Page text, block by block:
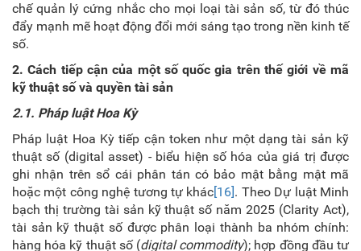
chế quản lý cứng nhắc cho mọi loại tài sản số, từ đó thúc
đẩy mạnh mẽ hoạt động đổi mới sáng tạo trong nền kinh tế
số.
2.Cách tiếp cận của một số quốc gia trên thế giới về mã
kỹ thuật số và quyền tài sản
2.1. Pháp luật Hoa Kỳ
Pháp luật Hoa Kỳ tiếp cận token như một dạng tài sản kỹ
thuật số (digital asset) - biểu hiện số hóa của giá trị được
ghi nhận trên sổ cái phân tán có bảo mật bằng mật mã
hoặc một công nghệ tương tự khác[16]. Theo Dự luật Minh
bạch thị trường tài sản kỹ thuật số năm 2025 (Clarity Act),
tài sản kỹ thuật số được phân loại thành ba nhóm chính:
hàng hóa kỹ thuật số (digital commodity); hợp đồng đầu tư